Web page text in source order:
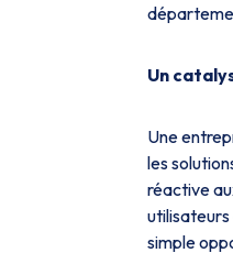
Un
Une
les
réactive
simple